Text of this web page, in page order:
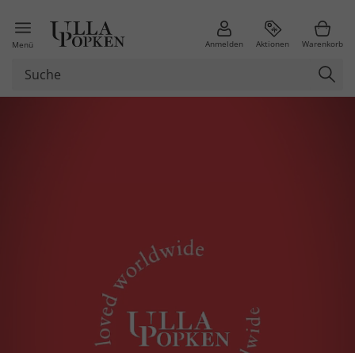
Menü Anmelden Aktionen Warenkorb